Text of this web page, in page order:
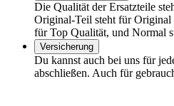
Die Qualität der Ersatzteile
Original-Teil steht für Original
für Top Qualität, und Normal
Versicherung
Du kannst auch bei uns für
abschließen. Auch für